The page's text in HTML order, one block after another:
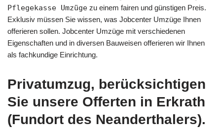
Pflegekasse Umzüge zu einem fairen und günstigen Preis.
Exklusiv müssen Sie wissen, was Jobcenter Umzüge Ihnen
offerieren sollen. Jobcenter Umzüge mit verschiedenen
Eigenschaften und in diversen Bauweisen offerieren wir Ihnen
als fachkundige Einrichtung.
Privatumzug, berücksichtigen
Sie unsere Offerten in Erkrath
(Fundort des Neanderthalers).